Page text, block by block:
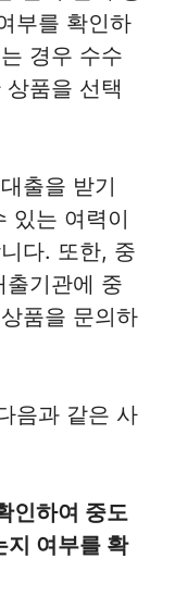
부를 확인하
경우 수수
품을 선택
출을 받기
있는 여력이
다. 또한, 중
기관에 중
품을 문의하
음과 같은 사
인하여 중도
지 여부를 확